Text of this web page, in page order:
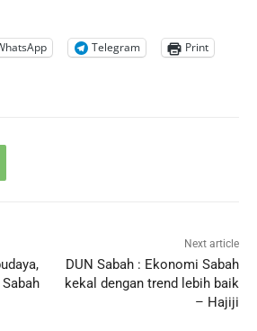
Telegram Print
Next article
DUN Sabah : Ekonomi Sabah
kekal dengan trend lebih baik
– Hajiji